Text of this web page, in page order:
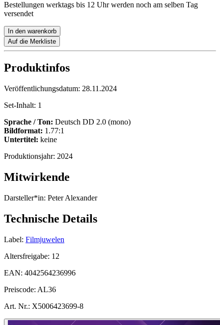
Bestellungen werktags bis 12 Uhr werden noch am selben Tag
versendet
In den warenkorb
Auf die Merkliste
Produktinfos
Veröffentlichungsdatum: 28.11.2024
Set-Inhalt: 1
Sprache / Ton: Deutsch DD 2.0 (mono)
Bildformat: 1.77:1
Untertitel: keine
Produktionsjahr: 2024
Mitwirkende
Darsteller*in: Peter Alexander
Technische Details
Label: Filmjuwelen
Altersfreigabe: 12
EAN: 4042564236996
Preiscode: AL36
Art. Nr.: X5006423699-8